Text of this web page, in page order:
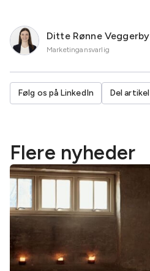
Ditte Rønne Veggerby
Marketingansvarlig
Følg os på LinkedIn Del artikel
Flere nyheder